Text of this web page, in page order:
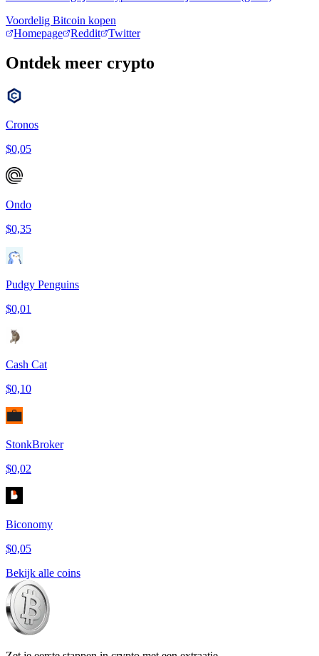
Voordelig Bitcoin kopen
Homepage
Reddit Twitter
Ontdek meer crypto
Cronos
$0,05
Ondo
$0,35
Pudgy Penguins
$0,01
Cash Cat
$0,10
StonkBroker
$0,02
Biconomy
$0,05
Bekijk alle coins